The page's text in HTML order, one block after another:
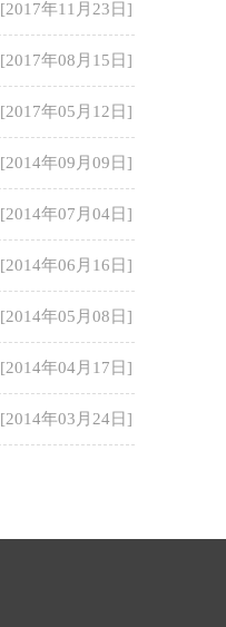
[2017年11月23日]
[2017年08月15日]
[2017年05月12日]
[2014年09月09日]
[2014年07月04日]
[2014年06月16日]
[2014年05月08日]
[2014年04月17日]
[2014年03月24日]